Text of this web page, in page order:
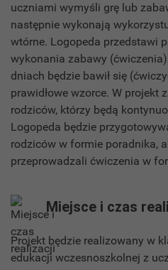
uczniami wymyśli grę lub
następnie wykonają
wtórne. Logopeda przedstawi
wykonania zabawy
dniach będzie bawił się
prawidłowe wzorce. W projekt
rodziców, którzy będą
Logopeda będzie
rodziców w formie poradnika,
przeprowadzali ćwiczenia w
Miejsce i czas
Projekt będzie realizowany w
edukacji wczesnoszkolnej z